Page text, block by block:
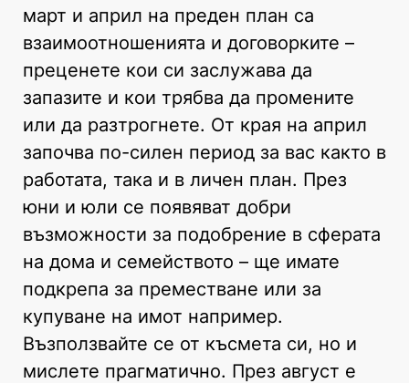
март и април на преден план са
взаимоотношенията и договорките –
преценете кои си заслужава да
запазите и кои трябва да промените
или да разтрогнете. От края на април
започва по-силен период за вас както в
работата, така и в личен план. През
юни и юли се появяват добри
възможности за подобрение в сферата
на дома и семейството – ще имате
подкрепа за преместване или за
купуване на имот например.
Възползвайте се от късмета си, но и
мислете прагматично. През август е